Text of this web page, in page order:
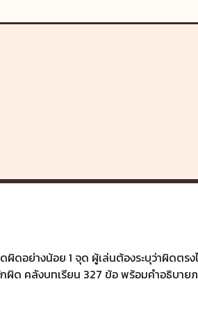
ดอย่างน้อย 1 จุด ผู้เล่นต้องระบุว่าผิดตร
คลังบทเรียน 327 ข้อ พร้อมคำอธิบาย